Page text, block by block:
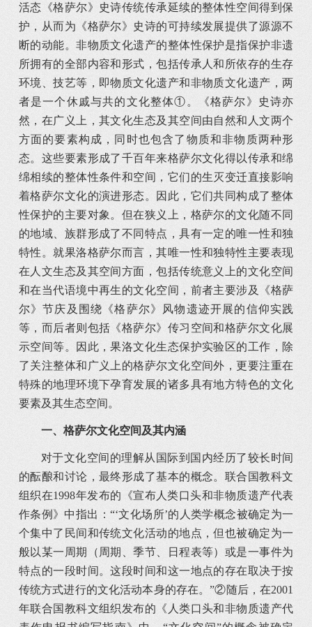
活态《格萨尔》史诗传统传承延续的整体性空间得到保
护，从而为《格萨尔》史诗的可持续发展提供了源源不
断的动能。非物质文化遗产的整体性保护是指保护非遗
所拥有的全部内容和形式，包括传承人和所依存的生存
环境、技艺等，即物质文化遗产和非物质文化遗产，两
者是一个休戚与共的文化整体①。《格萨尔》史诗亦
然，在广义上，其文化生态及其空间由自然和人文两个
方面的要素构成，同时也包含了物质和非物质两种形
态。这些要素形成了千百年来格萨尔文化得以传承和绵
绵相续的整体性条件和空间，它们的生灭变迁直接影响
着格萨尔文化的演进形态。因此，它们共同构成了整体
性保护的主要对象。但在狭义上，格萨尔的文化随不同
的地域、族群形成了不同特点，具有一定的唯一性和独
特性。就果洛格萨尔而言，其唯一性和独特性主要表现
在人文生态及其空间方面，包括传统意义上的文化空间
和在当代语境中再生的文化空间，前者主要涉及《格萨
尔》节庆及围绕《格萨尔》风物遗迹开展的信仰实践
等，而后者则包括《格萨尔》传习空间和格萨尔文化展
示空间等。因此，果洛文化生态保护实验区的工作，除
了关注整体和广义上的格萨尔文化空间外，更要注重在
特殊的地理环境下孕育发展的诸多具有地方特色的文化
要素及其生态空间。
一、 格萨尔文化空间及其内涵
对于文化空间的理解从国际到国内经历了较长时间
的酝酿和讨论，最终形成了基本的概念。联合国教科文
组织在1998年发布的《宣布人类口头和非物质遗产代表
作条例》中指出：“‘文化场所’的人类学概念被确定为一
个集中了民间和传统文化活动的地点，但也被确定为一
般以某一周期（周期、季节、日程表等）或是一事件为
特点的一段时间。这段时间和这一地点的存在取决于按
传统方式进行的文化活动本身的存在。”②随后，在2001
年联合国教科文组织发布的《人类口头和非物质遗产代